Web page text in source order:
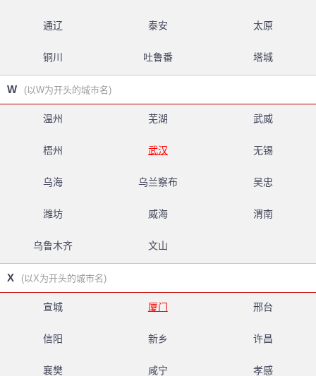
通辽 泰安 太原
铜川 吐鲁番 塔城
W (以W为开头的城市名)
温州 芜湖 武威
梧州 武汉 无锡
乌海 乌兰察布 吴忠
潍坊 威海 渭南
乌鲁木齐 文山
X (以X为开头的城市名)
宣城 厦门 邢台
信阳 新乡 许昌
襄樊 咸宁 孝感